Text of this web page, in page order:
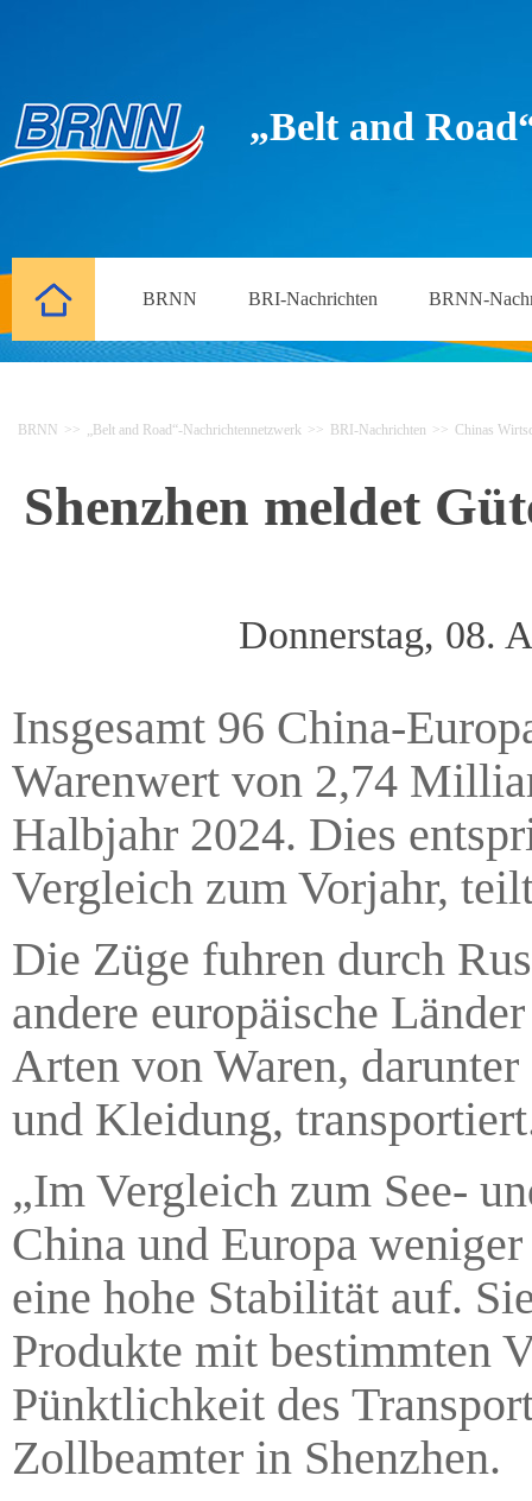
„Belt and
BRNN BRI-Nachrichten BRNN-
BRNN >> „Belt and Road“-Nachrichtennetzwerk >> BRI-Nachrichten >> Chinas
Shenzhen meldet
Donnerstag, 08.
Insgesamt 96 China-
Warenwert von 2,74
Halbjahr 2024. Dies
Vergleich zum Vorjahr,
Die Züge fuhren durch
andere europäische
Arten von Waren,
und Kleidung,
„Im Vergleich zum See-
China und Europa
eine hohe Stabilität auf.
Produkte mit bestimmten
Pünktlichkeit des
Zollbeamter in Shenzhen.